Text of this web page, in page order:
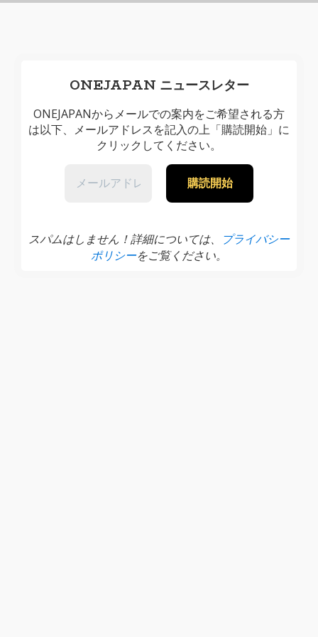
ONEJAPAN ニュースレター
ONEJAPANからメールでの案内をご希望される方
は以下、メールアドレスを記入の上「購読開始」に
クリックしてください。
スパムはしません！詳細については、
プライバシー
ポリシーをご覧ください。